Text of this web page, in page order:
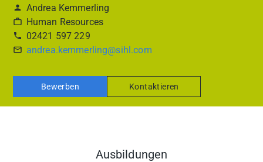
Andrea Kemmerling
Human Resources
02421 597 229
andrea.kemmerling@sihl.com
Bewerben Kontaktieren
Ausbildungen